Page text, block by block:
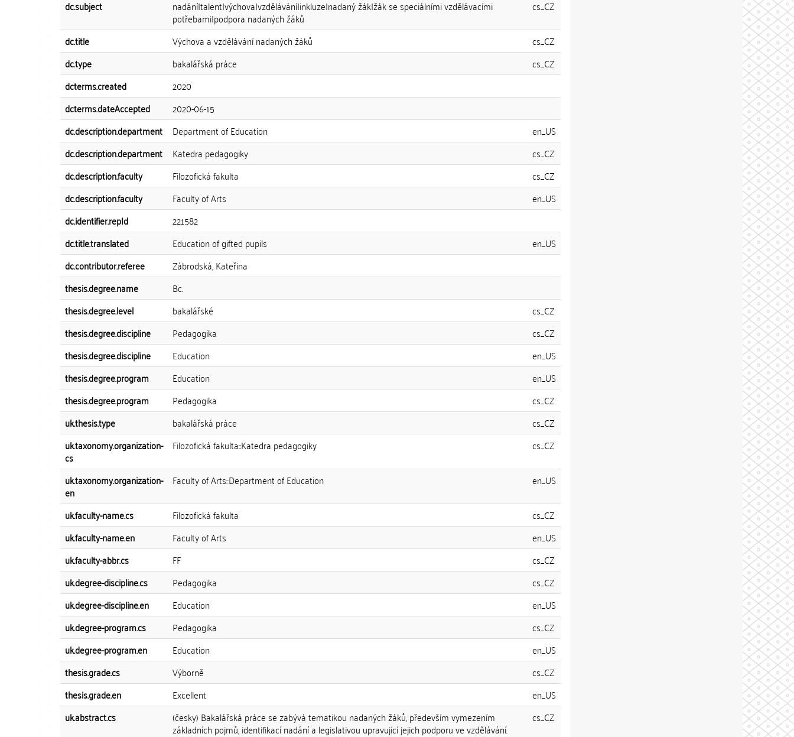
dc.subject
nadání|talent|výchova|vzdělávání|inkluze|nadaný žák|žák se speciálními vzdělávacími
potřebami|podpora nadaných žáků
cs_CZ
dc.title Výchova a vzdělávání nadaných žáků
cs_CZ
dc.type
bakalářská práce
cs_CZ
dcterms.created
2020
dcterms.dateAccepted
2020-06-15
dc.description.department
Department of Education
en_US
dc.description.department
Katedra pedagogiky
cs_CZ
dc.description.faculty
Filozofická fakulta
cs_CZ
dc.description.faculty
Faculty of Arts
en_US
dc.identifier.repId
221582
dc.title.translated
Education of gifted pupils
en_US
dc.contributor.referee
Zábrodská, Kateřina
thesis.degree.name
Bc.
thesis.degree.level
bakalářské
cs_CZ
thesis.degree.discipline
Pedagogika
cs_CZ
thesis.degree.discipline
Education
en_US
thesis.degree.program
Education
en_US
thesis.degree.program
Pedagogika
cs_CZ
uk.thesis.type
bakalářská práce
cs_CZ
uk.taxonomy.organization-
cs
Filozofická fakulta::Katedra pedagogiky cs_CZ
uk.taxonomy.organization-
en
Faculty of Arts::Department of Education en_US
uk.faculty-name.cs Filozofická fakulta
cs_CZ
uk.faculty-name.en
Faculty of Arts
en_US
uk.faculty-abbr.cs
FF
cs_CZ
uk.degree-discipline.cs
Pedagogika
cs_CZ
uk.degree-discipline.en
Education
en_US
uk.degree-program.cs
Pedagogika
cs_CZ
uk.degree-program.en
Education
en_US
thesis.grade.cs
Výborně
cs_CZ
thesis.grade.en
Excellent
en_US
uk.abstract.cs
(česky) Bakalářská práce se zabývá tematikou nadaných žáků, především vymezením
základních pojmů, identifikací nadání a legislativou upravující jejich podporu ve vzdělávání.
cs_CZ